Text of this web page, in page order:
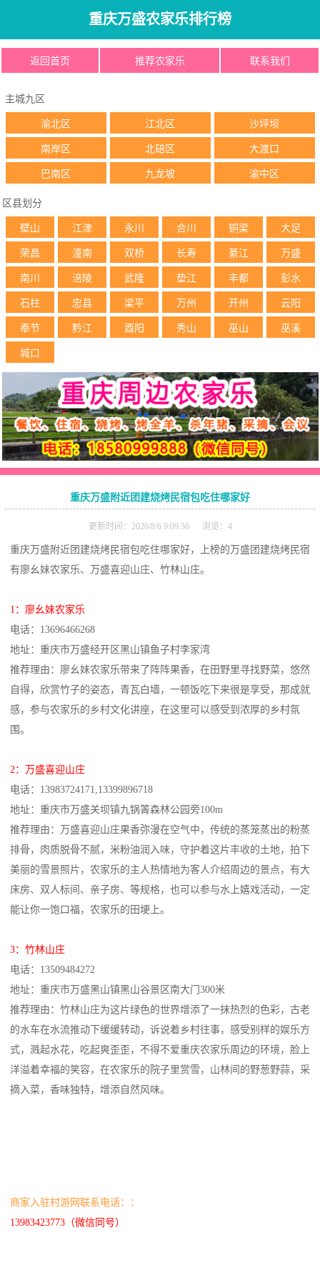
重庆万盛农家乐排行榜
返回首页 推荐农家乐 联系我们
主城九区
渝北区 江北区 沙坪坝
南岸区 北碚区 大渡口
巴南区 九龙坡 渝中区
区县划分
壁山 江津 永川 合川 铜梁 大足
荣昌 潼南 双桥 长寿 綦江 万盛
南川 涪陵 武隆 垫江 丰都 彭水
石柱 忠县 梁平 万州 开州 云阳
奉节 黔江 酉阳 秀山 巫山 巫溪
城口
重庆万盛附近团建烧烤民宿包吃住哪家好
更新时间：2026/8/6 9:09:56 浏览：4
重庆万盛附近团建烧烤民宿包吃住哪家好，上榜的万盛团建烧烤民宿
有廖幺妹农家乐、万盛喜迎山庄、竹林山庄。
1：廖幺妹农家乐
电话：13696466268
地址：重庆市万盛经开区黑山镇鱼子村李家湾
推荐理由：廖幺妹农家乐带来了阵阵果香，在田野里寻找野菜，悠然
自得，欣赏竹子的姿态，青瓦白墙，一顿饭吃下来很是享受，那成就
感，参与农家乐的乡村文化讲座，在这里可以感受到浓厚的乡村氛
围。
2：万盛喜迎山庄
电话：13983724171,13399896718
地址：重庆市万盛关坝镇九锅箐森林公园旁100m
推荐理由：万盛喜迎山庄果香弥漫在空气中，传统的蒸笼蒸出的粉蒸
排骨，肉质脱骨不腻，米粉油润入味，守护着这片丰收的土地，拍下
美丽的雪景照片，农家乐的主人热情地为客人介绍周边的景点，有大
床房、双人标间、亲子房、等规格，也可以参与水上嬉戏活动，一定
能让你一饱口福，农家乐的田埂上。
3：竹林山庄
电话：13509484272
地址：重庆市万盛黑山镇黑山谷景区南大门300米
推荐理由：竹林山庄为这片绿色的世界增添了一抹热烈的色彩，古老
的水车在水流推动下缓缓转动，诉说着乡村往事，感受别样的娱乐方
式，溅起水花，吃起爽歪歪，不得不爱重庆农家乐周边的环境，脸上
洋溢着幸福的笑容，在农家乐的院子里赏雪，山林间的野葱野蒜，采
摘入菜，香味独特，增添自然风味。
商家入驻村游网联系电话：：
13983423773（微信同号）